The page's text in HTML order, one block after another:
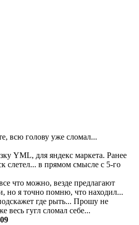
всю голову уже сломал...
YML, для яндекс маркета. Ранее
слетел... в прямом смысле с 5-го
что можно, везде предлагают
но я точно помню, что находил...
где рыть... Прошу не
весь гугл сломал себе...